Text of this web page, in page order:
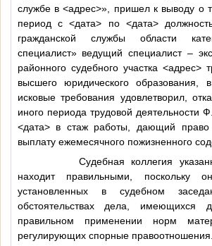
службе в<адрес>», пришел к выводу о
период с<дата> по <дата>
гражданской службы области
специалист» ведущий специалист –
районного судебного участка <адрес>
высшего юридического образования,
исковые требования удовлетворил,
иного периода трудовой деятельности
<дата>в стаж работы, дающий право
выплату ежемесячного пожизненного
Судебная коллегия
находит правильными, поскольку
установленных в судебном
обстоятельствах дела, имеющихся
правильном применении норм
регулирующих спорные правоотношения.